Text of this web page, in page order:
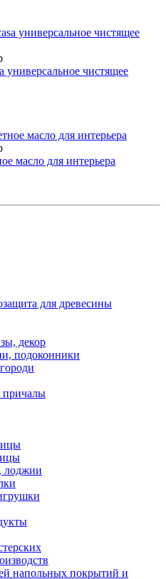
универсальное чистящее
масло для интерьера
для древесины
декор
подоконники
причалы
лоджии
напольных покрытий и